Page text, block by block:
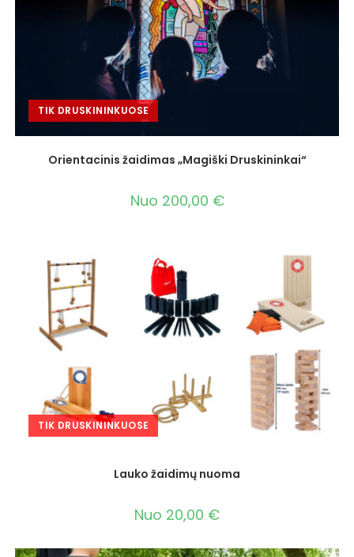
TIK DRUSKININKUOSE
Orientacinis žaidimas „Magiški Druskininkai“
Nuo 200,00 €
TIK DRUSKININKUOSE
Lauko žaidimų nuoma
Nuo 20,00 €